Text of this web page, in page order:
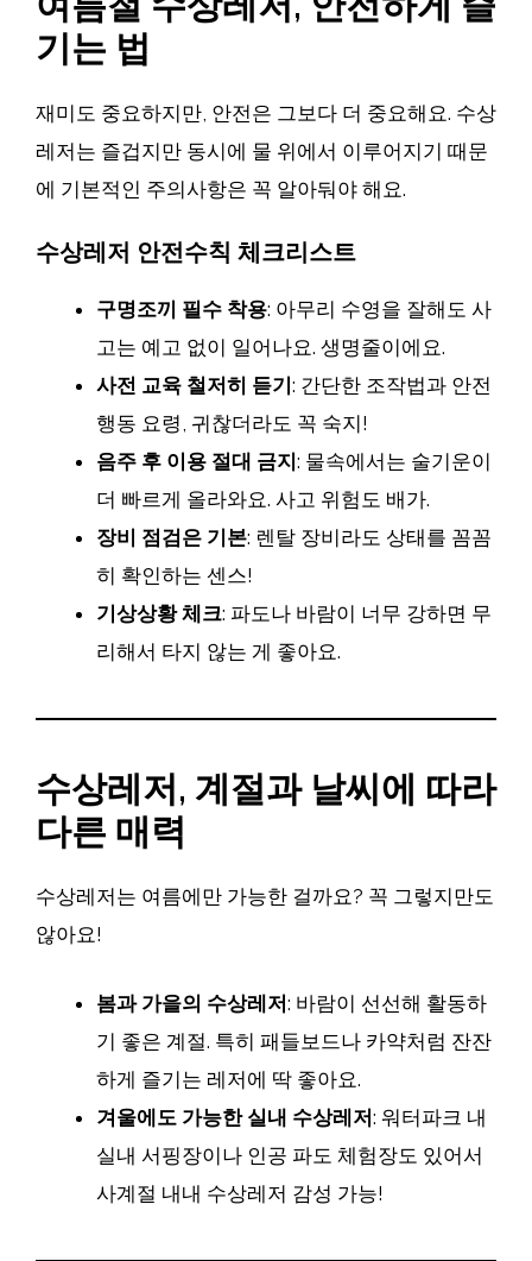
기는 법
재미도 중요하지만, 안전은 그보다 더 중요해요. 수상
레저는 즐겁지만 동시에 물 위에서 이루어지기 때문
에 기본적인 주의사항은 꼭 알아둬야 해요.
수상레저 안전수칙 체크리스트
구명조끼 필수 착용: 아무리 수영을 잘해도 사
고는 예고 없이 일어나요. 생명줄이에요.
사전 교육 철저히 듣기 : 간단한 조작법과 안전
행동 요령, 귀찮더라도 꼭 숙지!
음주 후 이용 절대 금지 : 물속에서는 술기운이
더 빠르게 올라와요. 사고 위험도 배가.
장비 점검은 기본: 렌탈 장비라도 상태를 꼼꼼
히 확인하는 센스!
기상상황 체크: 파도나 바람이 너무 강하면 무
리해서 타지 않는 게 좋아요.
수상레저, 계절과 날씨에 따라
다른 매력
수상레저는 여름에만 가능한 걸까요? 꼭 그렇지만도
않아요!
봄과 가을의 수상레저: 바람이 선선해 활동하
기 좋은 계절. 특히 패들보드나 카약처럼 잔잔
하게 즐기는 레저에 딱 좋아요.
겨울에도 가능한 실내 수상레저: 워터파크 내
실내 서핑장이나 인공 파도 체험장도 있어서
사계절 내내 수상레저 감성 가능!